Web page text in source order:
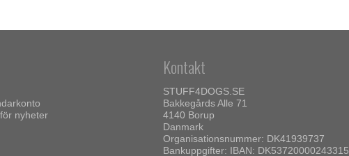
nyheter
Kontakt
STUFF4DOGS.SE
Bakkegårds Alle 71
4140 Borup
Danmark
Organisationsnummer: DK41939737
Bankuppgifter: IBAN: DK53720000243315